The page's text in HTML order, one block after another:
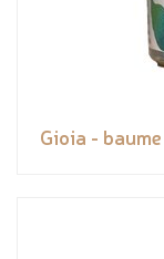
Gioia -